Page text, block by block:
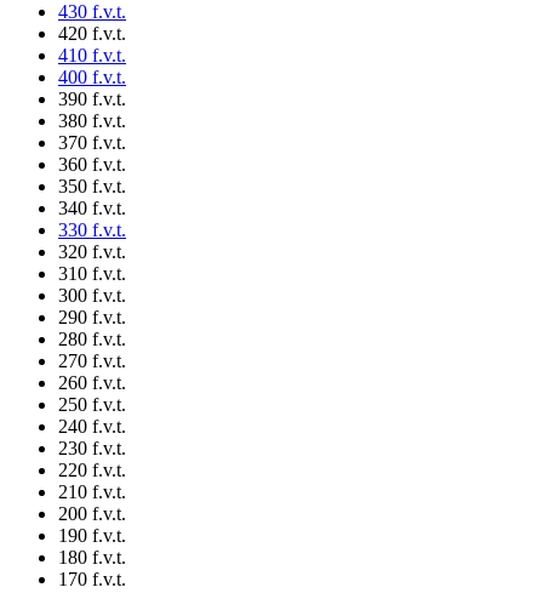
430 f.v.t.
420 f.v.t.
410 f.v.t.
400 f.v.t.
390 f.v.t.
380 f.v.t.
370 f.v.t.
360 f.v.t.
350 f.v.t.
340 f.v.t.
330 f.v.t.
320 f.v.t.
310 f.v.t.
300 f.v.t.
290 f.v.t.
280 f.v.t.
270 f.v.t.
260 f.v.t.
250 f.v.t.
240 f.v.t.
230 f.v.t.
220 f.v.t.
210 f.v.t.
200 f.v.t.
190 f.v.t.
180 f.v.t.
170 f.v.t.